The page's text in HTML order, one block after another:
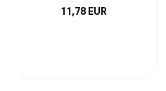
11,78 EUR